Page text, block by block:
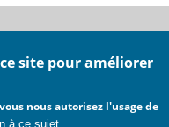
ventes
site pour améliorer
nous autorisez l'usage de
à ce sujet